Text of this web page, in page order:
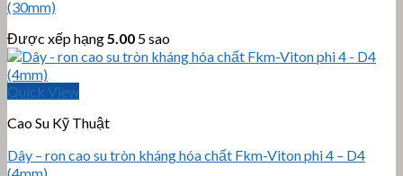
(30mm)
Được xếp hạng5.00 5 sao
Quick View
Cao Su Kỹ Thuật
Dây – ron cao su tròn kháng hóa chất Fkm-Viton phi 4 – D4